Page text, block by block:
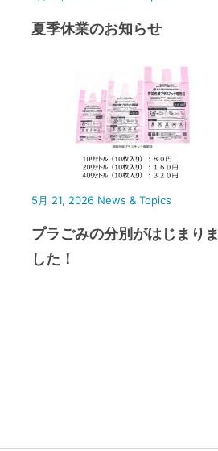
夏季休業のお知らせ
5月 21, 2026 News & Topics
プラごみの分別がはじまりま
した！